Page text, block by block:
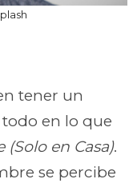
tener un
en lo que
(Solo en Casa).
se percibe